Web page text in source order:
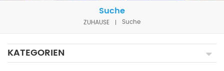
Suche
ZUHAUSE Suche
KATEGORIEN